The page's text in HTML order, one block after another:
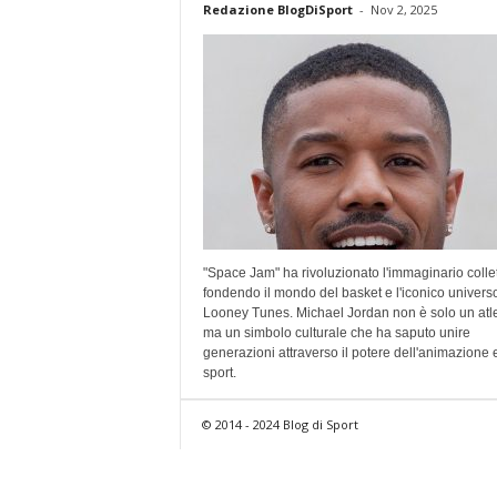
Redazione BlogDiSport - Nov 2, 2025
"Space Jam" ha rivoluzionato l'immaginario
fondendo il mondo del basket e l'iconico
Looney Tunes. Michael Jordan non è solo un
ma un simbolo culturale che ha saputo unire
generazioni attraverso il potere dell'animazione
sport.
© 2014 - 2024 Blog di Sport